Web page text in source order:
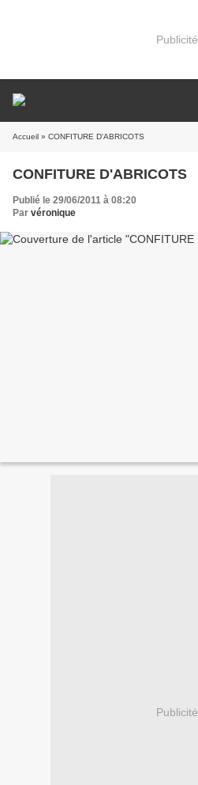
Publicité
Accueil » CONFITURE D'ABRICOTS
CONFITURE D'ABRICOTS
Publié le 29/06/2011 à 08:20
Par véronique
Publicité